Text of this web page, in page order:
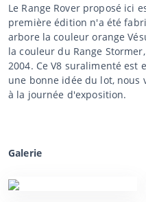
Le Range Rover proposé ici
première édition n'a été
arbore la couleur orange
la couleur du Range
2004. Ce V8 suralimenté est
une bonne idée du lot, nous
à la journée d'exposition.
Galerie